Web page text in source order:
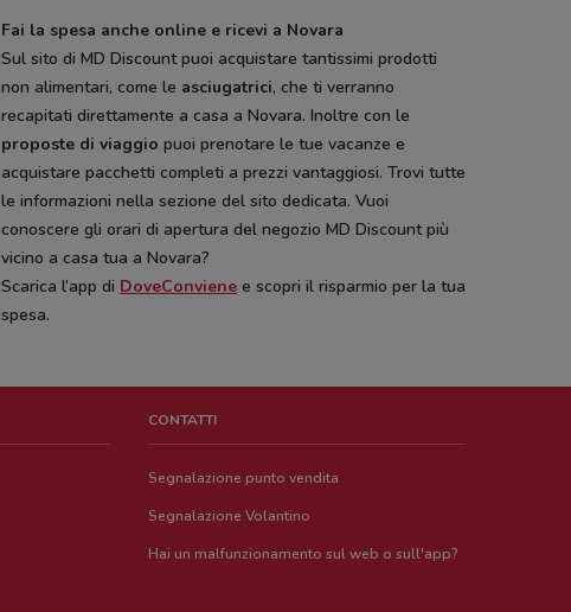
Fai la spesa anche online e ricevi a Novara
Sul sito di MD Discount puoi acquistare tantissimi prodotti
non alimentari, come le asciugatrici, che ti verranno
recapitati direttamente a casa a Novara. Inoltre con le
proposte di viaggio puoi prenotare le tue vacanze e
acquistare pacchetti completi a prezzi vantaggiosi. Trovi tutte
le informazioni nella sezione del sito dedicata. Vuoi
conoscere gli orari di apertura del negozio MD Discount più
vicino a casa tua a Novara?
Scarica l’app di DoveConviene e scopri il risparmio per la tua
spesa.
CONTATTI
Segnalazione punto vendita
Segnalazione Volantino
Hai un malfunzionamento sul web o sull'app?